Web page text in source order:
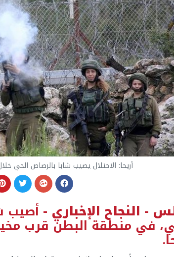
أريحا: الاحتلال يصيب شابا بالرصاص الحي
- النجاح الإخباري - أصيب
في منطقة البطن قرب